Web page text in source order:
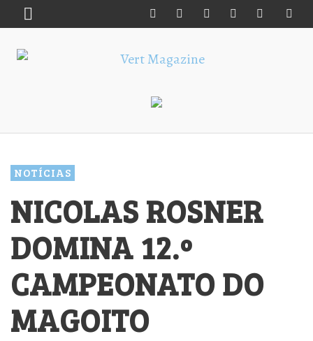
NOTÍCIAS
NICOLAS ROSNER
DOMINA 12.º
CAMPEONATO DO
MAGOITO